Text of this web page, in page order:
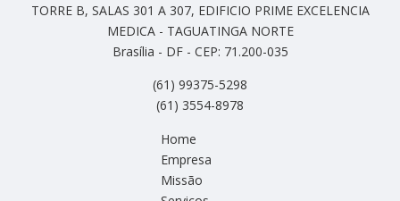
TORRE B, SALAS 301 A 307, EDIFICIO PRIME EXCELENCIA
MEDICA - TAGUATINGA NORTE
Brasília - DF - CEP: 71.200-035
(61) 99375-5298
(61) 3554-8978
Home
Empresa
Missão